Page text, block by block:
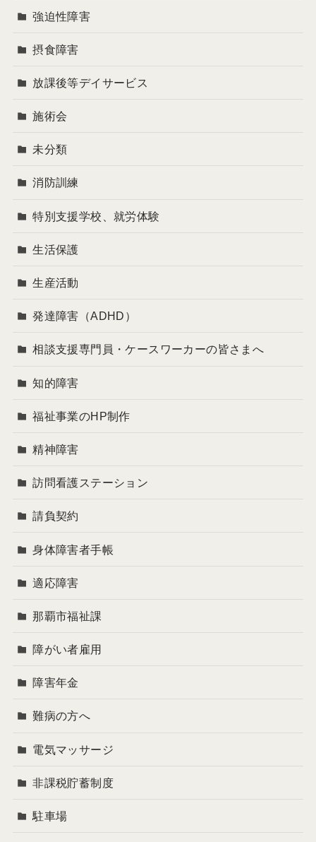
強迫性障害
摂食障害
放課後等デイサービス
施術会
未分類
消防訓練
特別支援学校、就労体験
生活保護
生産活動
発達障害（ADHD）
相談支援専門員・ケースワーカーの皆さまへ
知的障害
福祉事業のHP制作
精神障害
訪問看護ステーション
請負契約
身体障害者手帳
適応障害
那覇市福祉課
障がい者雇用
障害年金
難病の方へ
電気マッサージ
非課税貯蓄制度
駐車場